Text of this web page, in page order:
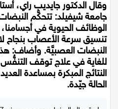
تكنولوجيا
فن
ستوديو انتخابات 2022
وقال الدكتور جايديب راي،
جامعة شيفيلد: تتحكَّم
الوظائف الحيوية في أجسامنا،
تنسيق سرعة الأعصاب بنجاح
النبضات العصبيَّة. وأضاف:
للغاية في علاج توقف التنفُّس
النتائج المبكرة بمساعدة